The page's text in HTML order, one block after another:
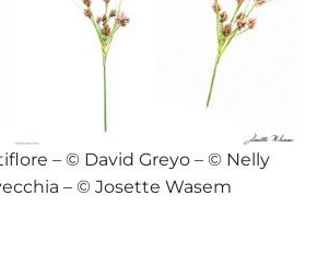
– © David Greyo – © Nelly
– © Josette Wasem